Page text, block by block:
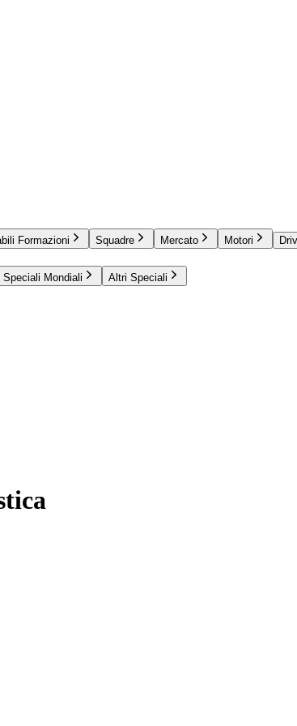
Formazioni Squadre Mercato Motori
Speciali Mondiali Altri Speciali